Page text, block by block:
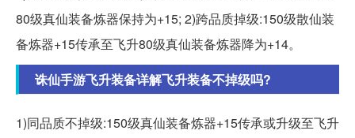
80级真仙装备炼器保持为+15; 2)跨品质掉级:150级散仙装
备炼器+15传承至飞升80级真仙装备炼器降为+14。
诛仙手游飞升装备详解飞升装备不掉级吗?
1)同品质不掉级:150级真仙装备炼器+15传承或升级至飞升